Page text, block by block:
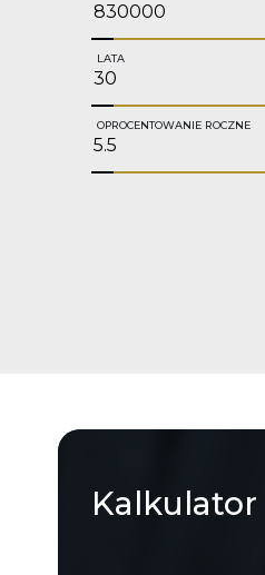
LATA
OPROCENTOWANIE ROCZNE
Kalkulator